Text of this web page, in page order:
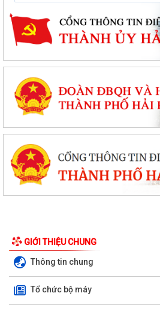
GIỚI THIỆU CHUNG
Thông tin chung
Tổ chức bộ máy